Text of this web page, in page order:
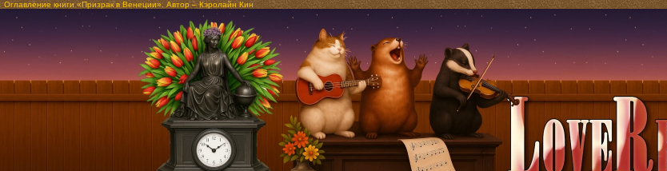
Оглавление книги «Призрак в Венеции». Автор – Кэролайн Кин